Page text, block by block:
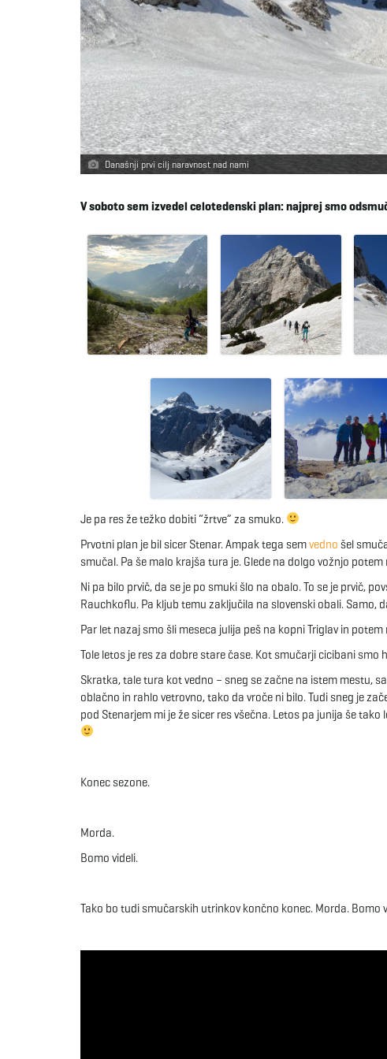
Današnji prvi cilj naravnost nad nami
V soboto sem izvedel celotedenski plan: najprej smo
Je pa res že težko dobiti “žrtve” za smuko.
Prvotni plan je bil sicer Stenar. Ampak tega semvedno šel
smučal. Pa še malo krajša tura je. Glede na dolgo vožnjo potem
Ni pa bilo prvič, da se je po smuki šlo na obalo. To se je prvič,
Rauchkoflu. Pa kljub temu zaključila na slovenski obali. Samo,
Par let nazaj smo šli meseca julija peš na kopni Triglav in potem
Tole letos je res za dobre stare čase. Kot smučarji cicibani
Skratka, tale tura kot vedno – sneg se začne na istem mestu,
oblačno in rahlo vetrovno, tako da vroče ni bilo. Tudi sneg je
pod Stenarjem mi je že sicer res všečna. Letos pa junija še
Konec sezone.
Morda.
Bomo videli.
Tako bo tudi smučarskih utrinkov končno konec. Morda. Bomo